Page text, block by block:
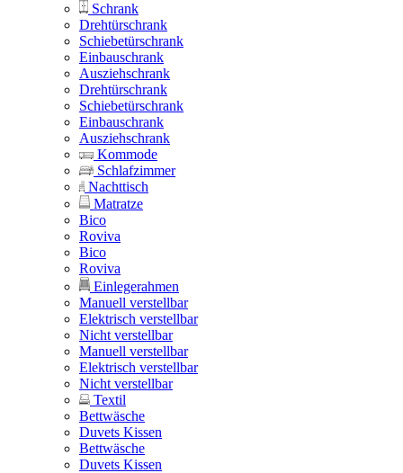
Schrank
Drehtürschrank
Schiebetürschrank
Einbauschrank
Ausziehschrank
Drehtürschrank
Schiebetürschrank
Einbauschrank
Ausziehschrank
Kommode
Schlafzimmer
Nachttisch
Matratze
Bico
Roviva
Bico
Roviva
Einlegerahmen
Manuell verstellbar
Elektrisch verstellbar
Nicht verstellbar
Manuell verstellbar
Elektrisch verstellbar
Nicht verstellbar
Textil
Bettwäsche
Duvets Kissen
Bettwäsche
Duvets Kissen